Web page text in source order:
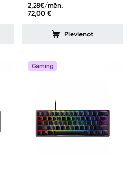
72,00 €
2,28€/mēn.
Pievienot
Gaming